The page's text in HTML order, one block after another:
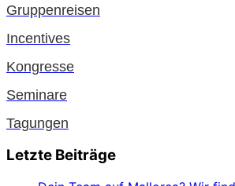
Gruppenreisen
Incentives
Kongresse
Seminare
Tagungen
Letzte Beiträge